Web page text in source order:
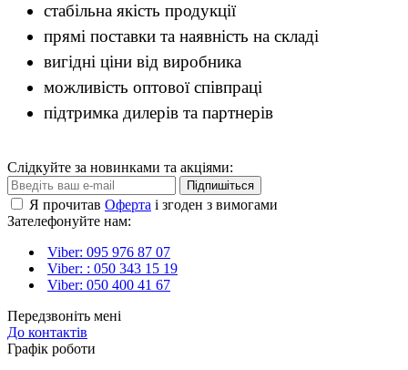
стабільна якість продукції
прямі поставки та наявність на складі
вигідні ціни від виробника
можливість оптової співпраці
підтримка дилерів та партнерів
Слідкуйте за новинками та акціями:
Підпишіться
Я прочитав Оферта і згоден з вимогами
Зателефонуйте нам:
Viber: 095 976 87 07
Viber: : 050 343 15 19‬
Viber: 050 400 41 67
Передзвоніть мені
До контактів
Графік роботи